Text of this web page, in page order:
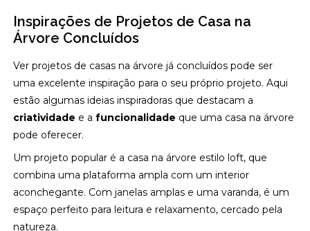
Inspirações de Projetos de Casa na
Árvore Concluídos
Ver projetos de casas na árvore já concluídos pode ser
uma excelente inspiração para o seu próprio projeto. Aqui
estão algumas ideias inspiradoras que destacam a
criatividade e afuncionalidade que uma casa na árvore
pode oferecer.
Um projeto popular é a casa na árvore estilo loft, que
combina uma plataforma ampla com um interior
aconchegante. Com janelas amplas e uma varanda, é um
espaço perfeito para leitura e relaxamento, cercado pela
natureza.